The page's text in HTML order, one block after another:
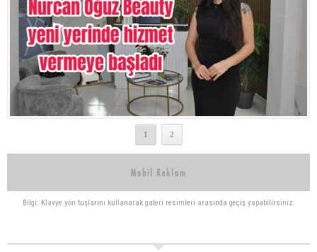
1 2
Bilgi: Klavye yön tuşlarını kullanarak galeri resimleri arasında geçiş yapabilirsiniz.